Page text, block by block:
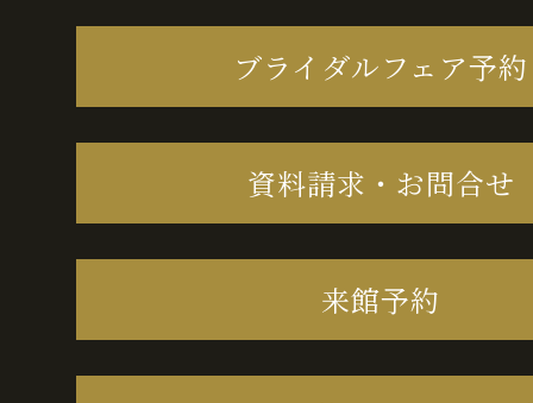
ブライダルフェア予約
資料請求・お問合せ
来館予約